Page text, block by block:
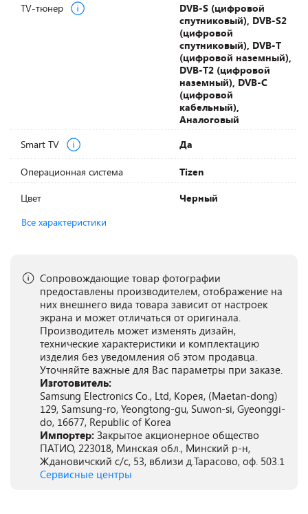
TV-тюнер
DVB-S (цифровой
спутниковый), DVB-S2
(цифровой
спутниковый), DVB-T
(цифровой наземный),
DVB-T2 (цифровой
наземный), DVB-С
(цифровой
кабельный),
Аналоговый
Smart TV
Да
Операционная система
Tizen
Цвет
Черный
Все характеристики
Сопровождающие товар фотографии
предоставлены производителем, отображение на
них внешнего вида товара зависит от настроек
экрана и может отличаться от оригинала.
Производитель может изменять дизайн,
технические характеристики и комплектацию
изделия без уведомления об этом продавца.
Уточняйте важные для Вас параметры при заказе.
Изготовитель:
Samsung Electronics Co., Ltd, Корея, (Maetan-dong)
129, Samsung-ro, Yeongtong-gu, Suwon-si, Gyeonggi-
do, 16677, Republic of Korea
Импортер: Закрытое акционерное общество
ПАТИО, 223018, Минская обл., Минский р-н,
Ждановичский с/с, 53, вблизи д.Тарасово, оф. 503.1
Сервисные центры